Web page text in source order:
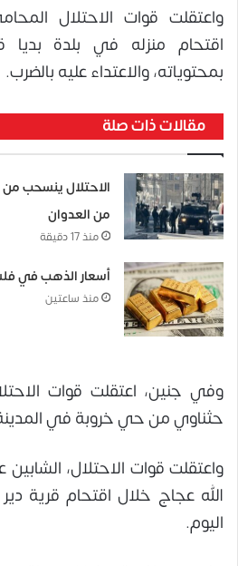
واعتقلت قوات الاحتلال
اقتحام منزله في بلدة بديا
بمحتوياته، والاعتداء عليه بالضرب.
مقالات ذات صلة
الاحتلال ينسحب
من العدوان
منذ 17 دقيقة
أسعار الذهب في
منذ ساعتين
وفي جنين، اعتقلت قوات
حثناوي من حي خروبة في
واعتقلت قوات الاحتلال،
الله عجاج خلال اقتحام قرية
اليوم.